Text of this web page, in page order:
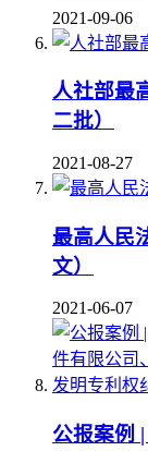
2021-09-06
人社部最
二批）
2021-08-27
最高人民
文）
2021-06-07
公报案例